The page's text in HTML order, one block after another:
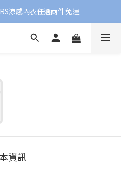
涼感內衣任選兩件免運
資訊